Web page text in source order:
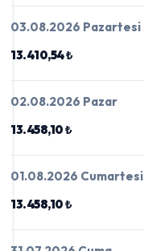
03.08.2026 Pazartesi
13.410,54 ₺
02.08.2026 Pazar
13.458,10 ₺
01.08.2026 Cumartesi
13.458,10 ₺